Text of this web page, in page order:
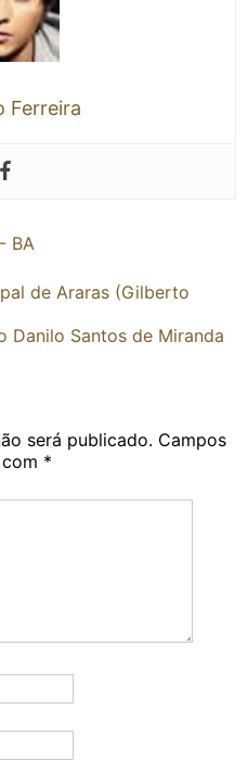
Ferreira
BA
de Araras (Gilberto
Danilo Santos de Miranda
será publicado. Campos
*